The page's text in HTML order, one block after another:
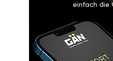
einfach die